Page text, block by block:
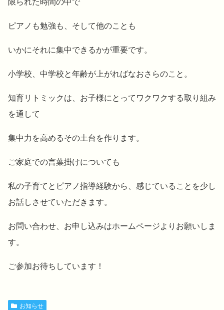
限られた時間の中で
ピアノも勉強も、そして他のことも
いかにそれに集中できるかが重要です。
小学校、中学校と年齢が上がればなおさらのこと。
知育リトミックは、お子様にとってワクワクする取り組み
を通して
集中力を高めるその土台を作ります。
ご家庭での言葉掛けについても
私の子育てとピアノ指導経験から、感じていることを少し
お話しさせていただきます。
お問い合わせ、お申し込みはホームページよりお願いしま
す。
ご参加お待ちしています！
お知らせ